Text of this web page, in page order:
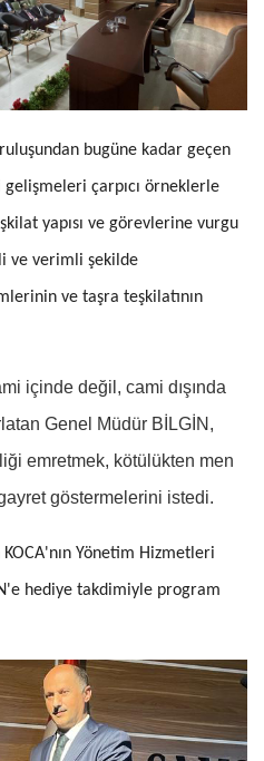
bugüne kadar geçen
çarpıcı örneklerle
yapısı ve görevlerine vurgu
ve verimli şekilde
ve taşra teşkilatının
içinde değil, cami dışında
Genel Müdür BİLGİN,
emretmek, kötülükten men
göstermelerini istedi.
Yönetim Hizmetleri
hediye takdimiyle program